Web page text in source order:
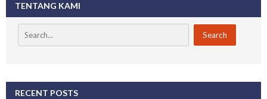
TENTANG KAMI
RECENT POSTS